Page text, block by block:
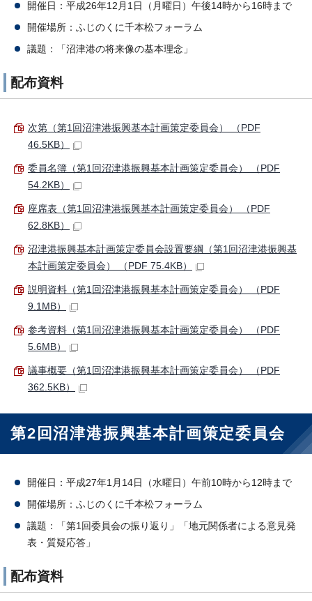
開催日：平成26年12月1日（月曜日）午後14時から16時まで
開催場所：ふじのくに千本松フォーラム
議題：「沼津港の将来像の基本理念」
配布資料
次第（第1回沼津港振興基本計画策定委員会） （PDF
46.5KB）
委員名簿（第1回沼津港振興基本計画策定委員会） （PDF
54.2KB）
座席表（第1回沼津港振興基本計画策定委員会） （PDF
62.8KB）
沼津港振興基本計画策定委員会設置要綱（第1回沼津港振興基
本計画策定委員会） （PDF 75.4KB）
説明資料（第1回沼津港振興基本計画策定委員会） （PDF
9.1MB）
参考資料（第1回沼津港振興基本計画策定委員会） （PDF
5.6MB）
議事概要（第1回沼津港振興基本計画策定委員会） （PDF
362.5KB）
第2回沼津港振興基本計画策定委員会
開催日：平成27年1月14日（水曜日）午前10時から12時まで
開催場所：ふじのくに千本松フォーラム
議題：「第1回委員会の振り返り」「地元関係者による意見発
表・質疑応答」
配布資料